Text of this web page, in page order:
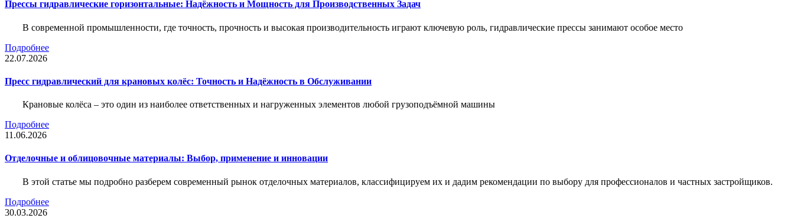
Прессы гидравлические горизонтальные: Надёжность и Мощность для Производственных Задач
В современной промышленности, где точность, прочность и высокая производительность играют ключевую роль, гидравлические прессы занимают особое место
Подробнее
22.07.2026
Пресс гидравлический для крановых колёс: Точность и Надёжность в Обслуживании
Крановые колёса – это один из наиболее ответственных и нагруженных элементов любой грузоподъёмной машины
Подробнее
11.06.2026
Отделочные и облицовочные материалы: Выбор, применение и инновации
В этой статье мы подробно разберем современный рынок отделочных материалов, классифицируем их и дадим рекомендации по выбору для профессионалов и частных застройщиков.
Подробнее
30.03.2026